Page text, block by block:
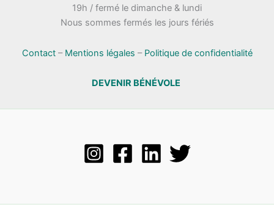
19h / fermé le dimanche & lundi
Nous sommes fermés les jours fériés
Contact– Mentions légales – Politique de confidentialité
DEVENIR BÉNÉVOLE